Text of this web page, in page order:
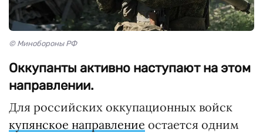
© Минобороны РФ
Оккупанты активно наступают на этом
направлении.
Для российских оккупационных войск
купянское направление остается одним